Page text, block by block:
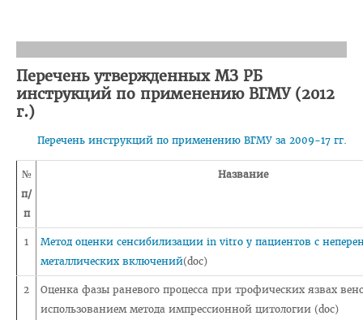
Педиатрический факультет
Фармацевтический
Стоматологический
Подготовки иностранных граждан
Довузовской подготовки
ФПКиП по педагогике и психологии
Повышения квалификации и переподготовки кадров
Кафедры
Подразделения
Система менеджмента качества
Перечень утвержденных МЗ РБ
инструкций по применению ВГМУ (2012
г.)
Перечень инструкций по применению ВГМУ за 2009-17 гг.
№
п/
п
Название
1
Метод оценки сенсибилизации in vitro у пациентов с
металлических включений(doc)
2
Оценка фазы раневого процесса при трофических язвах
использованием метода импрессионной цитологии (doc)